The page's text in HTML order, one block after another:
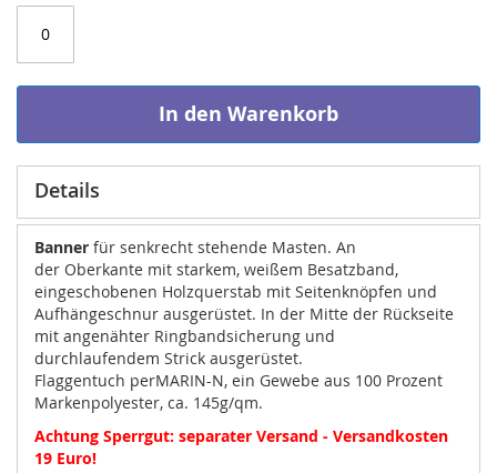
In den Warenkorb
Details
Banner für senkrecht stehende Masten. An
der Oberkante mit starkem, weißem Besatzband,
eingeschobenen Holzquerstab mit Seitenknöpfen und
Aufhängeschnur ausgerüstet. In der Mitte der Rückseite
mit angenähter Ringbandsicherung und
durchlaufendem Strick ausgerüstet.
Flaggentuch perMARIN-N, ein Gewebe aus 100 Prozent
Markenpolyester, ca. 145g/qm.
Achtung Sperrgut: separater Versand - Versandkosten
19 Euro!